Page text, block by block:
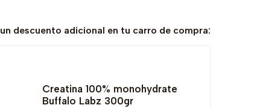
descuento adicional en tu carro de compra:
Creatina 100% monohydrate
Buffalo Labz 300gr